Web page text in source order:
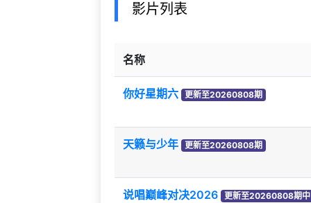
影片列表
名称
你好星期六 更新至20260808期
天籁与少年 更新至20260808期
说唱巅峰对决2026 更新至20260808期中